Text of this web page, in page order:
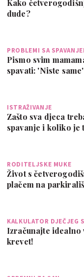
Kako
dude?
PROBLEMI SA
Pismo svim
spavati: 'Niste same'
ISTRAŽIVANJE
Zašto sva djeca
spavanje i koliko je
RODITELJSKE MUKE
Život s
plačem na
KALKULATOR DJEČJEG
Izračunajte idealno
krevet!